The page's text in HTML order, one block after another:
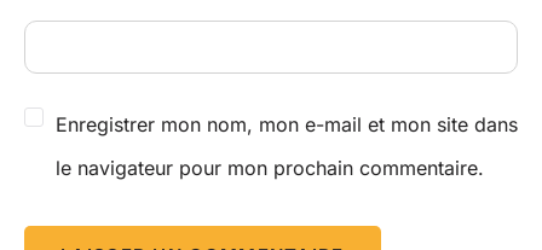
Enregistrer mon nom, mon e-mail et mon site dans
le navigateur pour mon prochain commentaire.